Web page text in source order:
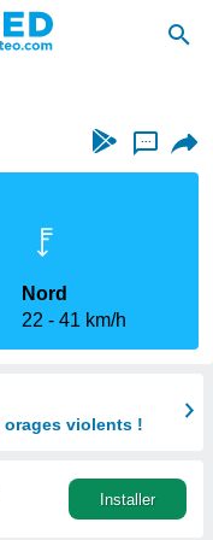
...
Nord
22
41 km/h
orages violents !
Installer